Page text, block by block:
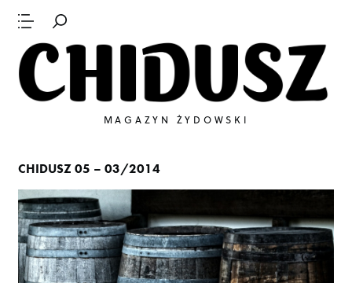
MAGAZYN ŻYDOWSKI
CHIDUSZ 05 – 03/2014